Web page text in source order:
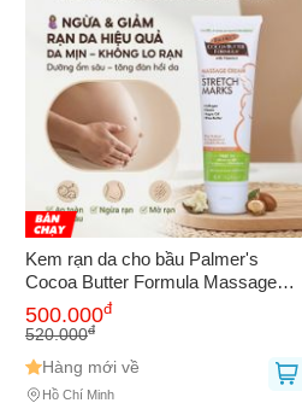
Kem rạn da cho bầu Palmer's
Cocoa Butter Formula Massage
Cream Stretch Marks 125g
500.000đ
520.000đ
Hàng mới về
Hồ Chí Minh
Cách sử dụng:
Sao chép mã
Truy cập trang
mã.